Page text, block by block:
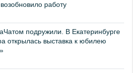
работу
подружили. В Екатеринбурге
открылась выставка к юбилею